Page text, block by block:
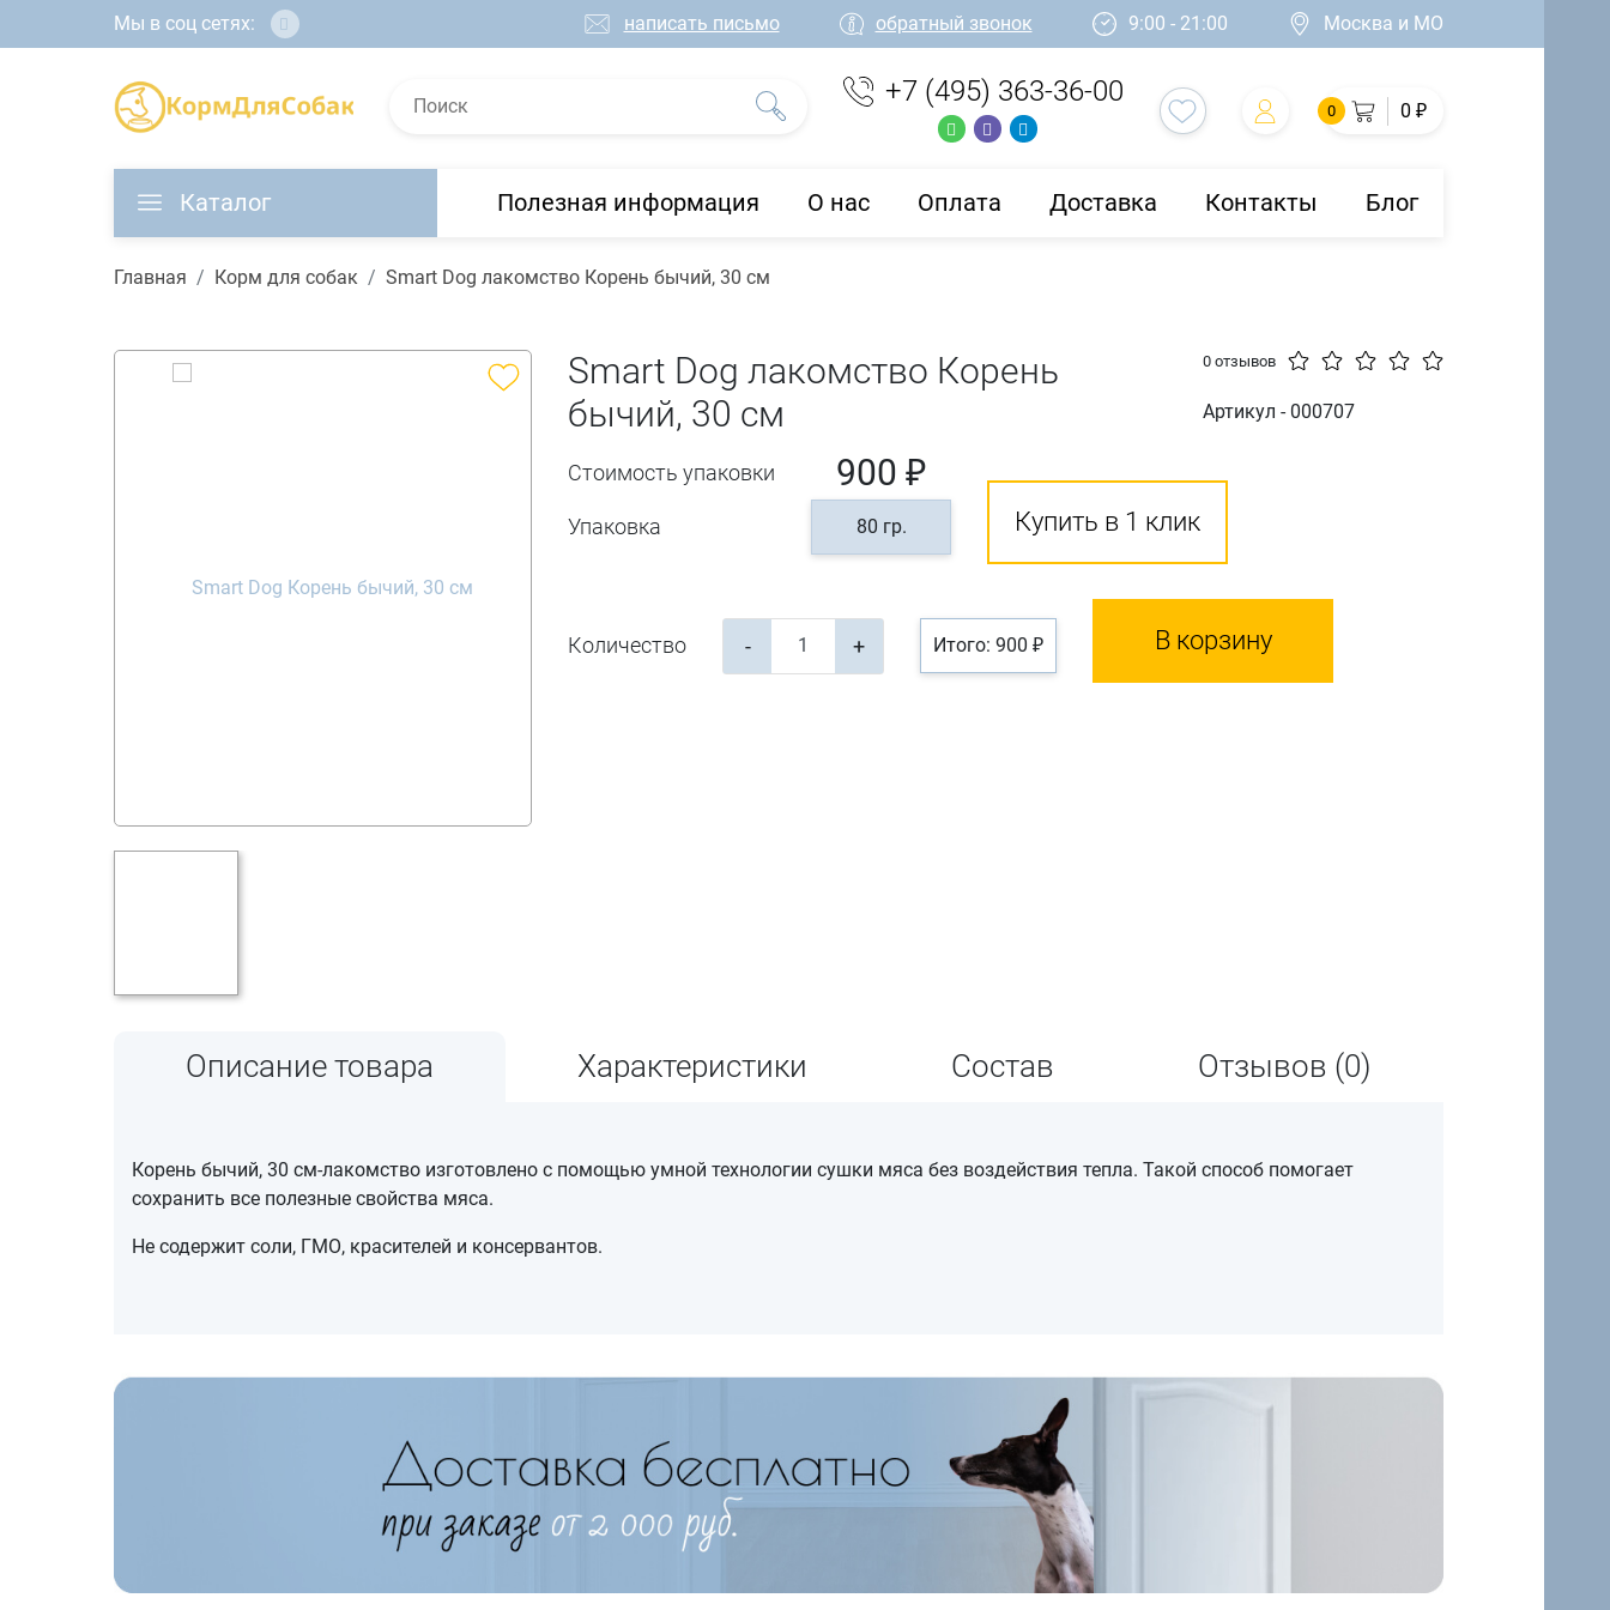
Мы в соц сетях: написать письмо обратный звонок 9:00 - 21:00 Москва и МО
+7 (495) 363-36-00
0 0 ₽
Каталог Полезная информация О нас Оплата Доставка Контакты Блог
Главная Корм для собак Smart Dog лакомство Корень бычий, 30 см
Smart Dog лакомство Корень
бычий, 30 см
0 отзывов
Артикул - 000707
Стоимость упаковки
Упаковка
900 ₽
80 гр. Купить в 1 клик
Количество - + Итого: 900 ₽ В корзину
Описание товара Характеристики Состав Отзывов (0)
Корень бычий, 30 см-лакомство изготовлено с помощью умной технологии сушки мяса без воздействия тепла. Такой способ помогает
сохранить все полезные свойства мяса.
Не содержит соли, ГМО, красителей и консервантов.